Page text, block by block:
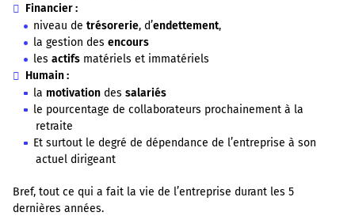
Financier :
niveau detrésorerie, d’endettement,
la gestion desencours
lesactifs matériels et immatériels
Humain :
la motivation dessalariés
le pourcentage de collaborateurs prochainement à la
retraite
Et surtout le degré de dépendance de l’entreprise à son
actuel dirigeant
Bref, tout ce qui a fait la vie de l’entreprise durant les 5
dernières années.